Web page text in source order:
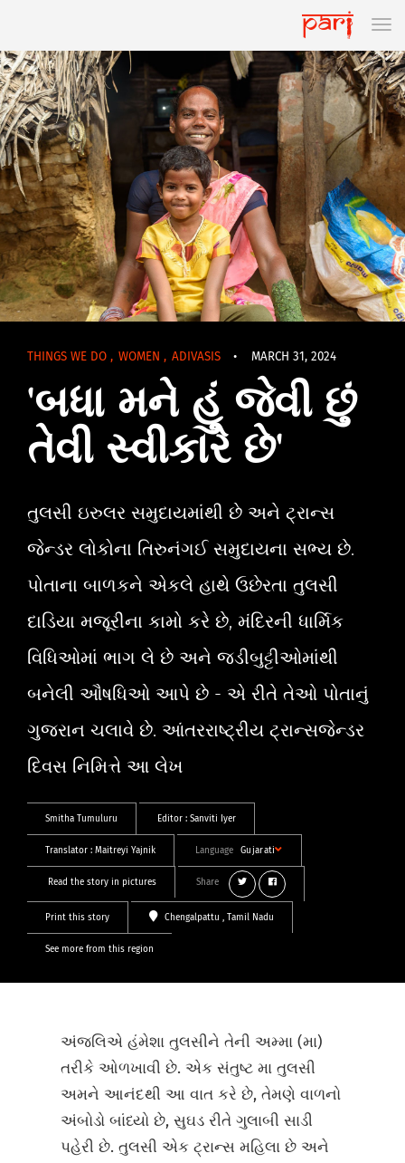
THINGS WE DO , WOMEN , ADIVASIS • MARCH 31, 2024
'બધા મને હું જેવી છું
તેવી સ્વીકારે છે'
તુલસી ઇરુલર સમુદાયમાંથી છે અને ટ્રાન્સ
જેન્ડર લોકોના તિરુનંગઈ સમુદાયના સભ્ય છે.
પોતાના બાળકને એકલે હાથે ઉછેરતા તુલસી
દાડિયા મજૂરીના કામો કરે છે, મંદિરની ધાર્મિક
વિધિઓમાં ભાગ લે છે અને જડીબુટ્ટીઓમાંથી
બનેલી ઔષધિઓ આપે છે - એ રીતે તેઓ પોતાનું
ગુજરાન ચલાવે છે. આંતરરાષ્ટ્રીય ટ્રાન્સજેન્ડર
દિવસ નિમિત્તે આ લેખ
Smitha Tumuluru Editor : Sanviti Iyer
Translator : Maitreyi Yajnik Language Gujarati
Read the story in pictures Share
Print this story Chengalpattu , Tamil Nadu
See more from this region
અંજલિએ હંમેશા તુલસીને તેની અમ્મા (મા)
તરીકે ઓળખાવી છે. એક સંતુષ્ટ મા તુલસી
અમને આનંદથી આ વાત કરે છે, તેમણે વાળનો
અંબોડો બાંધ્યો છે, સુઘડ રીતે ગુલાબી સાડી
પહેરી છે. તુલસી એક ટ્રાન્સ મહિલા છે અને